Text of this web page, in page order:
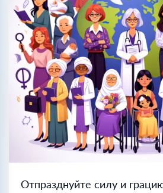
Отпразднуйте силу и